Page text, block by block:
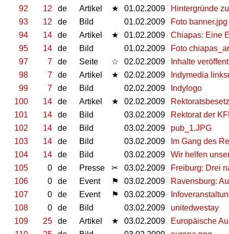
92
12 de Artikel ★ 01.02.2009
Hintergründe
93
12 de Bild 01.02.2009
Foto banner.jpg
94
14 de Artikel ★ 01.02.2009
Chiapas: Eine
95
14 de Bild 01.02.2009
Foto
97
7 de Seite ☆ 02.02.2009
Inhalte
98
7 de Artikel ★ 02.02.2009
Indymedia
99
7 de Bild 02.02.2009
Indylogo
100
14 de Artikel ★ 02.02.2009
101
14 de Bild 03.02.2009
Rektorat der
102
14 de Bild 03.02.2009
pub_1.JPG
103
14 de Bild 03.02.2009
Im Gang des
104
14 de Bild 03.02.2009
Wir helfen
105
0 de Presse ✂ 03.02.2009
Freiburg: Drei
106
0 de Event ⚑ 03.02.2009
Ravensburg:
107
0 de Event ⚑ 03.02.2009
108
0 de Bild 03.02.2009
unitedwestay
109
25 de Artikel ★ 03.02.2009
Europäische